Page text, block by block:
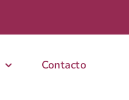
Contacto